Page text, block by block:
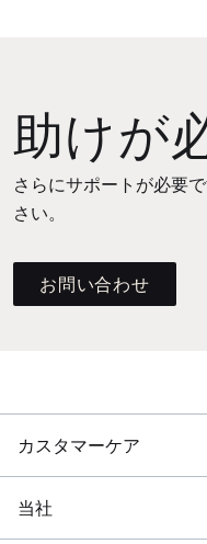
助けが
さらにサポートが必要
さい。
お問い合わせ
カスタマーケア
当社